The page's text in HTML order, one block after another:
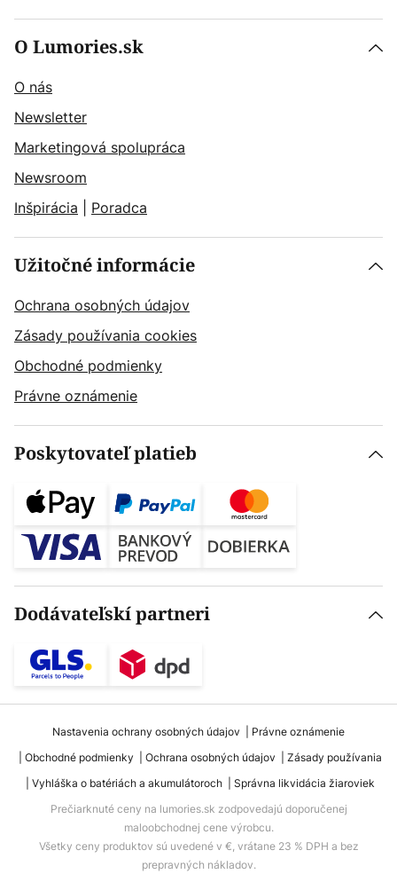
O Lumories.sk
O nás
Newsletter
Marketingová spolupráca
Newsroom
Inšpirácia
Poradca
Užitočné informácie
Ochrana osobných údajov
Zásady používania cookies
Obchodné podmienky
Právne oznámenie
Poskytovateľ platieb
Dodávateľskí partneri
Nastavenia ochrany osobných údajov
Právne oznámenie
Obchodné podmienky
Ochrana osobných údajov
Zásady používania
Vyhláška o batériách a akumulátoroch
Správna likvidácia žiaroviek
Prečiarknuté ceny na lumories.sk zodpovedajú doporučenej
maloobchodnej cene výrobcu.
Všetky ceny produktov sú uvedené v €, vrátane 23 % DPH a bez
prepravných nákladov.